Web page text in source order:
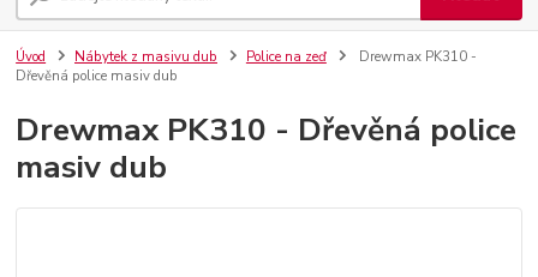
Úvod Nábytek z masivu dub Police na zeď
Drewmax PK310 -
Dřevěná police masiv dub
Drewmax PK310 - Dřevěná police
masiv dub